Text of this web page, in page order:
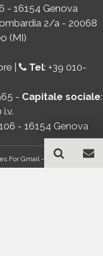
- 16154 Genova
2/a - 20068
(MI)
| Tel: +39 010-
- Capitale sociale:
- 16154 Genova
For Gmail - AddOn Policy|